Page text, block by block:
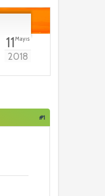
11Mayıs
2018
#1